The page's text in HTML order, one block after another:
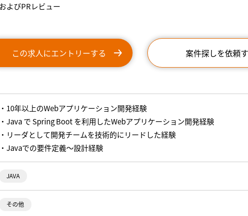
よびPRレビュー
この求人にエントリーする 案件探しを依頼
・10年以上のWebアプリケーション開発経験
・Java で Spring Boot を利用したWebアプリケーション開発経験
・リーダとして開発チームを技術的にリードした経験
・Javaでの要件定義～設計経験
JAVA
その他